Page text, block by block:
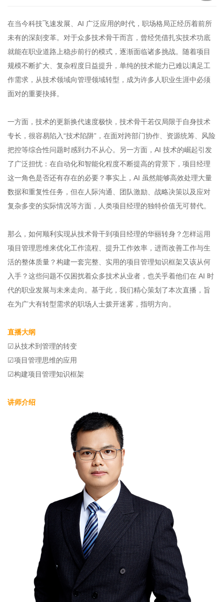
在当今科技飞速发展、AI 广泛应用的时代，职场格局正经历着前所
未有的深刻变革。对于众多技术骨干而言，曾经凭借扎实技术功底
就能在职业道路上稳步前行的模式，逐渐面临诸多挑战。随着项目
规模不断扩大、复杂程度日益提升，单纯的技术能力已难以满足工
作需求，从技术领域向管理领域转型，成为许多人职业生涯中必须
面对的重要抉择。
一方面，技术的更新换代速度极快，技术骨干若仅局限于自身技术
专长，很容易陷入“技术陷阱”，在面对跨部门协作、资源统筹、风险
把控等综合性问题时感到力不从心。另一方面，AI 技术的崛起引发
了广泛担忧：在自动化和智能化程度不断提高的背景下，项目经理
这一角色是否还有存在的必要？事实上，AI 虽然能够高效处理大量
数据和重复性任务，但在人际沟通、团队激励、战略决策以及应对
复杂多变的实际情况等方面，人类项目经理的独特价值无可替代。
那么，如何顺利实现从技术骨干到项目经理的华丽转身？怎样运用
项目管理思维来优化工作流程、提升工作效率，进而改善工作与生
活的整体质量？构建一套完整、实用的项目管理知识框架又该从何
入手？这些问题不仅困扰着众多技术从业者，也关乎着他们在 AI 时
代的职业发展与未来走向。基于此，我们精心策划了本次直播，旨
在为广大有转型需求的职场人士拨开迷雾，指明方向。
直播大纲
☑从技术到管理的转变
☑项目管理思维的应用
☑构建项目管理知识框架
讲师介绍